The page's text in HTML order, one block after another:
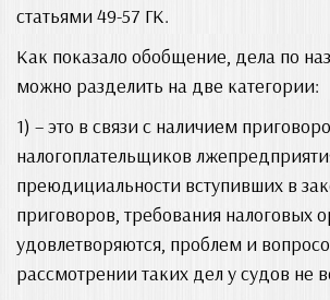
статьями 49-57 ГК.
Как показало обобщение, дела по
можно разделить на две категории:
1) – это в связи с наличием
налогоплательщиков
преюдициальности вступивших в
приговоров, требования налоговых
удовлетворяются, проблем и
рассмотрении таких дел у судов не